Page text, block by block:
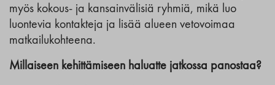
myös kokous- ja kansainvälisiä ryhmiä, mikä luo
luontevia kontakteja ja lisää alueen vetovoimaa
matkailukohteena.
Millaiseen kehittämiseen haluatte jatkossa panostaa?